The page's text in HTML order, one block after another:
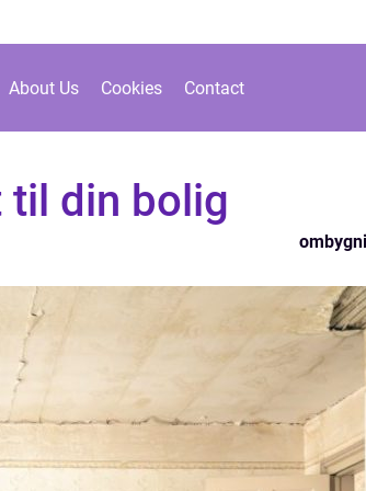
About Us Cookies Contact
til din bolig